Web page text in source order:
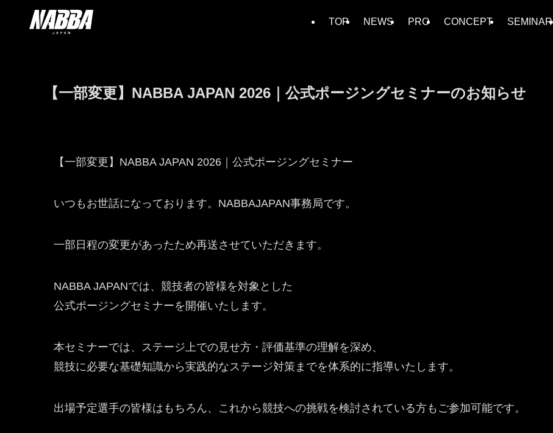
TOP NEWS PRO CONCEPT SEMINAR
【一部変更】NABBA JAPAN 2026｜公式ポージングセミナーのお知らせ
【一部変更】NABBA JAPAN 2026｜公式ポージングセミナー
いつもお世話になっております。NABBAJAPAN事務局です。
一部日程の変更があったため再送させていただきます。
NABBA JAPANでは、競技者の皆様を対象とした
公式ポージングセミナーを開催いたします。
本セミナーでは、ステージ上での見せ方・評価基準の理解を深め、
競技に必要な基礎知識から実践的なステージ対策までを体系的に指導いたします。
出場予定選手の皆様はもちろん、これから競技への挑戦を検討されている方もご参加可能です。